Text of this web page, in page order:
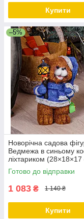
Купити
–5%
Новорічна садова
Ведмежа в синьому
ліхтариком (28×18×17
новорічна вулична
Готово до відправки
1 083 ₴ 1 140 ₴
Купити